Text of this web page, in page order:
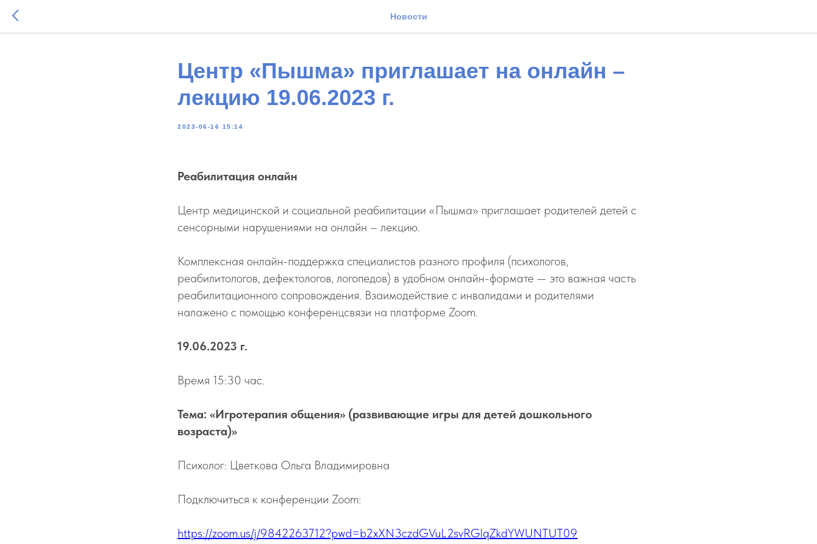
Новости
Центр «Пышма» приглашает на онлайн –
лекцию 19.06.2023 г.
2023-06-16 15:14
Реабилитация онлайн
Центр медицинской и социальной реабилитации «Пышма» приглашает родителей детей с
сенсорными нарушениями на онлайн – лекцию.
Комплексная онлайн-поддержка специалистов разного профиля (психологов,
реабилитологов, дефектологов, логопедов) в удобном онлайн-формате — это важная часть
реабилитационного сопровождения. Взаимодействие с инвалидами и родителями
налажено с помощью конференцсвязи на платформе Zoom.
19.06.2023 г.
Время 15:30 час.
Тема: «Игротерапия общения» (развивающие игры для детей дошкольного
возраста)»
Психолог: Цветкова Ольга Владимировна
Подключиться к конференции Zoom:
https://zoom.us/j/9842263712?pwd=b2xXN3czdGVuL2svRGlqZkdYWUNTUT09